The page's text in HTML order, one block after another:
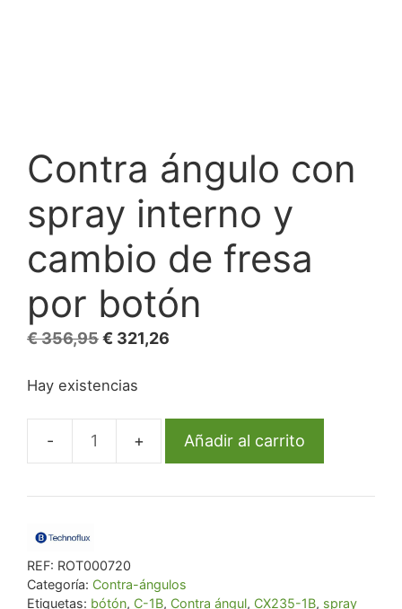
Contra ángulo con
spray interno y
cambio de fresa
por botón
€356,95El
original
€ 356,95.
€ 321,26
€ 321,26.
Hay existencias
Contra
con
cambio
Añadir al carrito
REF: ROT000720
Categoría: Contra-ángulos
Etiquetas: bótón, C-1B, Contra ángul, CX235-1B, spray